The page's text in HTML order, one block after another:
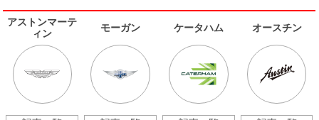
アストンマーテ
ィン
モーガン ケータハム オースチン